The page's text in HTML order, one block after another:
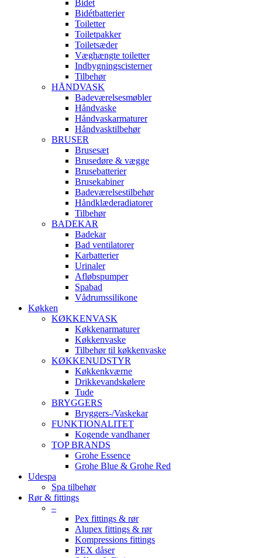
Bidet
Bidétbatterier
Toiletter
Toiletpakker
Toiletsæder
Væghængte toiletter
Indbygningscisterner
Tilbehør
HÅNDVASK
Badeværelsesmøbler
Håndvaske
Håndvaskarmaturer
Håndvasktilbehør
BRUSER
Brusesæt
Brusedøre & vægge
Brusebatterier
Brusekabiner
Badeværelsestilbehør
Håndklæderadiatorer
Tilbehør
BADEKAR
Badekar
Bad ventilatorer
Karbatterier
Urinaler
Afløbspumper
Spabad
Vådrumssilikone
Køkken
KØKKENVASK
Køkkenarmaturer
Køkkenvaske
Tilbehør til køkkenvaske
KØKKENUDSTYR
Køkkenkværne
Drikkevandskølere
Tude
BRYGGERS
Bryggers-/Vaskekar
FUNKTIONALITET
Kogende vandhaner
TOP BRANDS
Grohe Essence
Grohe Blue & Grohe Red
Udespa
Spa tilbehør
Rør & fittings
–
Pex fittings & rør
Alupex fittings & rør
Kompressions fittings
PEX dåser